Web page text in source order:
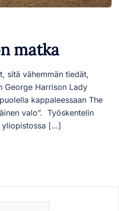
matka
sitä vähemmän tiedät,
George Harrison Lady
kappaleessaan The
valo”. Työskentelin
yliopistossa […]